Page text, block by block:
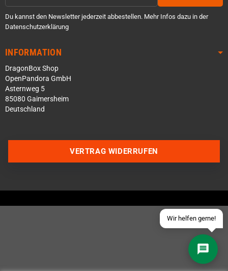
Du kannst den Newsletter jederzeit abbestellen. Mehr Infos dazu in der
Datenschutzerklärung
INFORMATION
DragonBox Shop
OpenPandora GmbH
Asternweg 5
85080 Gaimersheim
Deutschland
Wir helfen gerne!
Schick uns eine eMail
VERTRAG WIDERRUFEN